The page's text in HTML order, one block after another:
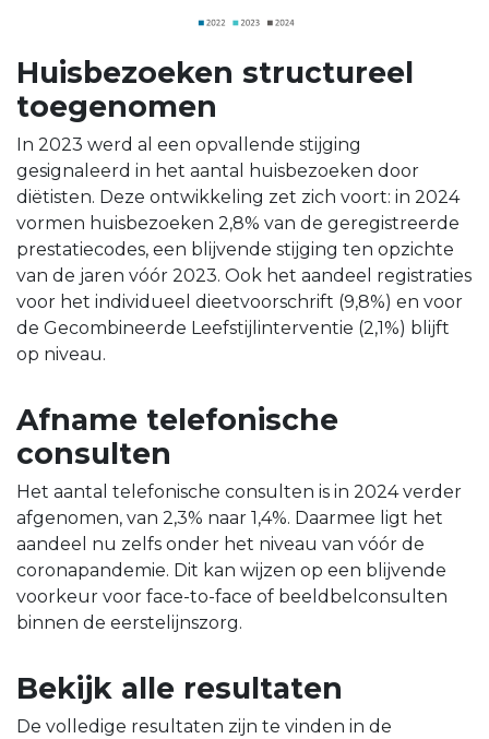
Huisbezoeken structureel
toegenomen
In 2023 werd al een opvallende stijging
gesignaleerd in het aantal huisbezoeken door
diëtisten. Deze ontwikkeling zet zich voort: in 2024
vormen huisbezoeken 2,8% van de geregistreerde
prestatiecodes, een blijvende stijging ten opzichte
van de jaren vóór 2023. Ook het aandeel registraties
voor het individueel dieetvoorschrift (9,8%) en voor
de Gecombineerde Leefstijlinterventie (2,1%) blijft
op niveau.
Afname telefonische
consulten
Het aantal telefonische consulten is in 2024 verder
afgenomen, van 2,3% naar 1,4%. Daarmee ligt het
aandeel nu zelfs onder het niveau van vóór de
coronapandemie. Dit kan wijzen op een blijvende
voorkeur voor face-to-face of beeldbelconsulten
binnen de eerstelijnszorg.
Bekijk alle resultaten
De volledige resultaten zijn te vinden in de